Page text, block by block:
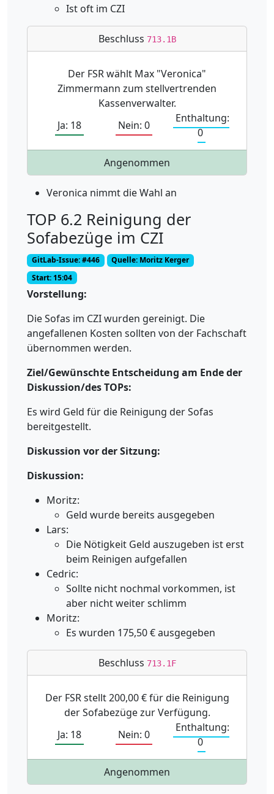
Ist oft im CZI
Beschluss 713.1B
Der FSR wählt Max "Veronica"
Zimmermann zum stellvertrenden
Kassenverwalter.
Ja: 18
Nein: 0
Enthaltung:
0
Angenommen
Veronica nimmt die Wahl an
TOP 6.2 Reinigung der
Sofabezüge im CZI
GitLab-Issue: #446
Quelle: Moritz Kerger
Start: 15:04
Vorstellung:
Die Sofas im CZI wurden gereinigt. Die
angefallenen Kosten sollten von der Fachschaft
übernommen werden.
Ziel/Gewünschte Entscheidung am Ende der
Diskussion/des TOPs:
Es wird Geld für die Reinigung der Sofas
bereitgestellt.
Diskussion vor der Sitzung:
Diskussion:
Moritz:
Geld wurde bereits ausgegeben
Lars:
Die Nötigkeit Geld auszugeben ist erst
beim Reinigen aufgefallen
Cedric:
Sollte nicht nochmal vorkommen, ist
aber nicht weiter schlimm
Moritz:
Es wurden 175,50 € ausgegeben
Beschluss 713.1F
Der FSR stellt 200,00 € für die Reinigung
der Sofabezüge zur Verfügung.
Ja: 18
Nein: 0
Enthaltung:
0
Angenommen